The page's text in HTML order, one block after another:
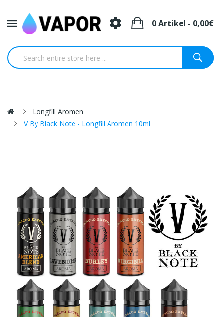
0 Artikel - 0,00€
Longfill Aromen
V By Black Note - Longfill Aromen 10ml